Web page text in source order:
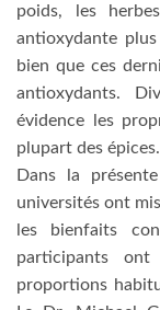
poids, les
antioxydante
bien que ces
antioxydants.
évidence les
plupart des épices.
Dans la
universités ont
les bienfaits
participants ont
proportions